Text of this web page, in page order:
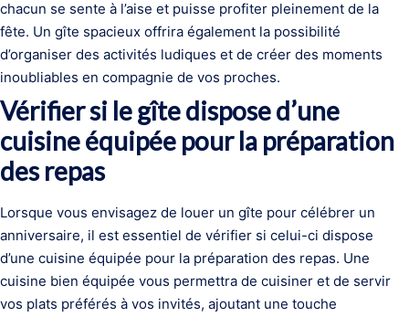
chacun se sente à l’aise et puisse profiter pleinement de la
fête. Un gîte spacieux offrira également la possibilité
d’organiser des activités ludiques et de créer des moments
inoubliables en compagnie de vos proches.
Vérifier si le gîte dispose d’une
cuisine équipée pour la préparation
des repas
Lorsque vous envisagez de louer un gîte pour célébrer un
anniversaire, il est essentiel de vérifier si celui-ci dispose
d’une cuisine équipée pour la préparation des repas. Une
cuisine bien équipée vous permettra de cuisiner et de servir
vos plats préférés à vos invités, ajoutant une touche